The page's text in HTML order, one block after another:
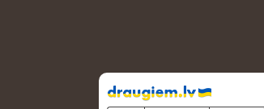
Pāriet
uz